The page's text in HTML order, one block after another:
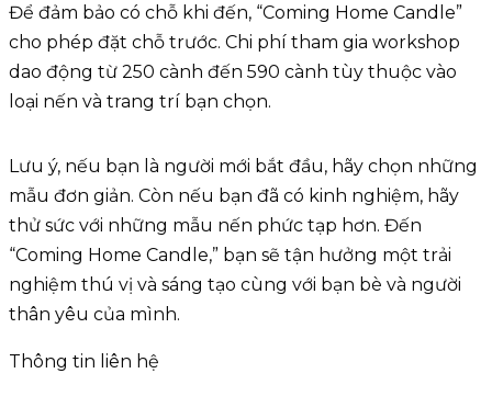
Để đảm bảo có chỗ khi đến, “Coming Home Candle”
cho phép đặt chỗ trước. Chi phí tham gia workshop
dao động từ 250 cành đến 590 cành tùy thuộc vào
loại nến và trang trí bạn chọn.
Lưu ý, nếu bạn là người mới bắt đầu, hãy chọn những
mẫu đơn giản. Còn nếu bạn đã có kinh nghiệm, hãy
thử sức với những mẫu nến phức tạp hơn. Đến
“Coming Home Candle,” bạn sẽ tận hưởng một trải
nghiệm thú vị và sáng tạo cùng với bạn bè và người
thân yêu của mình.
Thông tin liên hệ